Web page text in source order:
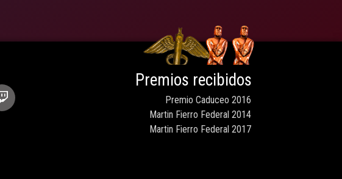
Premios recibidos
Premio Caduceo 2016
Martin Fierro Federal 2014
Martin Fierro Federal 2017